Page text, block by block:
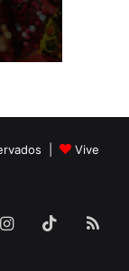
|
Vive
Instagram
TikTok